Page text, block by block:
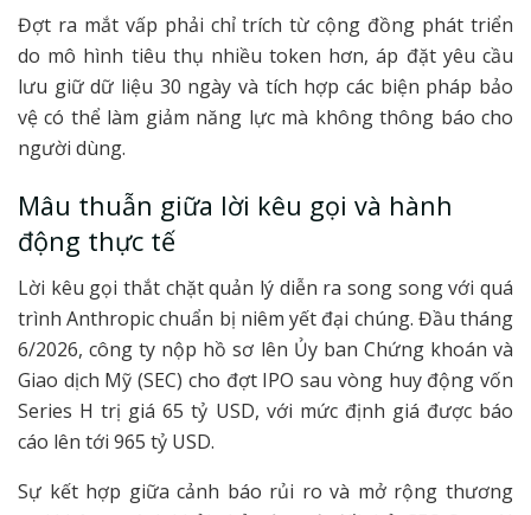
Đợt ra mắt vấp phải chỉ trích từ cộng đồng phát triển
do mô hình tiêu thụ nhiều token hơn, áp đặt yêu cầu
lưu giữ dữ liệu 30 ngày và tích hợp các biện pháp bảo
vệ có thể làm giảm năng lực mà không thông báo cho
người dùng.
Mâu thuẫn giữa lời kêu gọi và hành
động thực tế
Lời kêu gọi thắt chặt quản lý diễn ra song song với quá
trình Anthropic chuẩn bị niêm yết đại chúng. Đầu tháng
6/2026, công ty nộp hồ sơ lên Ủy ban Chứng khoán và
Giao dịch Mỹ (SEC) cho đợt IPO sau vòng huy động vốn
Series H trị giá 65 tỷ USD, với mức định giá được báo
cáo lên tới 965 tỷ USD.
Sự kết hợp giữa cảnh báo rủi ro và mở rộng thương